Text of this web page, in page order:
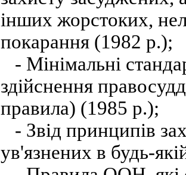
інших жорстоких,
покарання (1982 р.);
- Мінімальні
здійснення
правила) (1985 р.);
- Звід принципів
ув'язнених в будь-